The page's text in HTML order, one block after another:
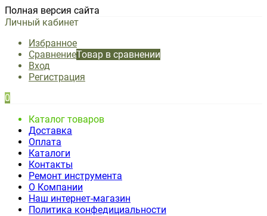
Полная версия сайта
Личный кабинет
Избранное
СравнениеТовар в сравнении
Вход
Регистрация
0
Каталог товаров
Доставка
Оплата
Каталоги
Контакты
Ремонт инструмента
О Компании
Наш интернет-магазин
Политика конфедициальности